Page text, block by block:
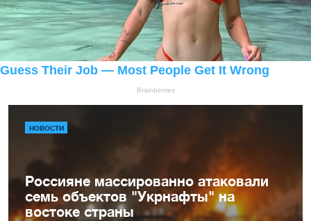
НОВОСТИ
Россияне массированно атаковали
семь объектов "Укрнафты" на
востоке страны